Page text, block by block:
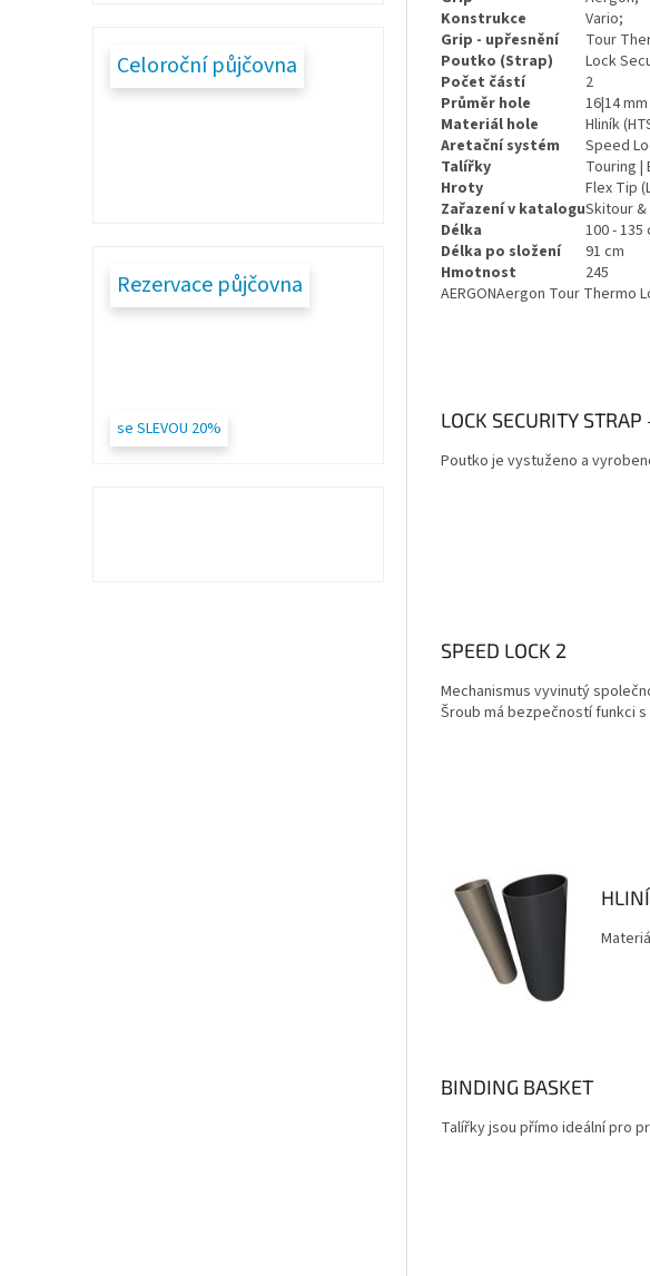
Celoroční půjčovna
Rezervace půjčovna
se SLEVOU 20%
Konstrukce
Vario;
Grip - upřesnění
Tour
Poutko (Strap)
Lock
Počet částí
2
Průměr hole
16|14 mm
Materiál hole
Hliník
Aretační systém
Speed
Talířky
Touring |
Hroty
Flex Tip
Zařazení v kataloguSkitour
Délka
100 - 135
Délka po složení
91 cm
Hmotnost
245
AERGONAergon Tour Thermo
LOCK SECURITY
Poutko je vystuženo a
SPEED LOCK 2
Mechanismus vyvinutý
Šroub má bezpečností funkci
BINDING BASKET
Talířky jsou přímo ideální pro